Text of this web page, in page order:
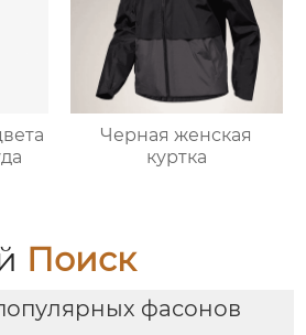
Черная женская
куртка
Поиск
фасонов